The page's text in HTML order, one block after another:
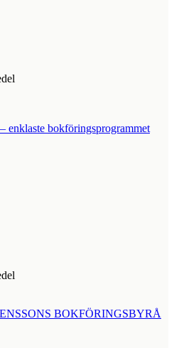
bokföringsprogrammet
BOKFÖRINGSBYRÅ